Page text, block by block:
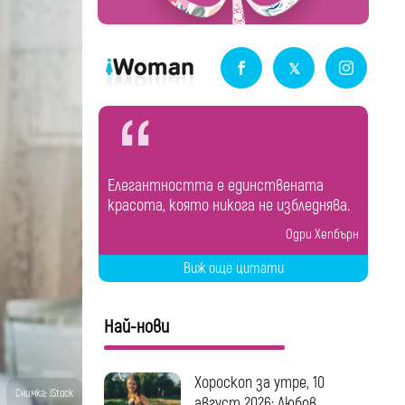
Снимка: iStock
Елегантността е единствената
красота, която никога не избледнява.
Одри Хепбърн
Виж още цитати
Най-нови
Хороскоп за утре, 10